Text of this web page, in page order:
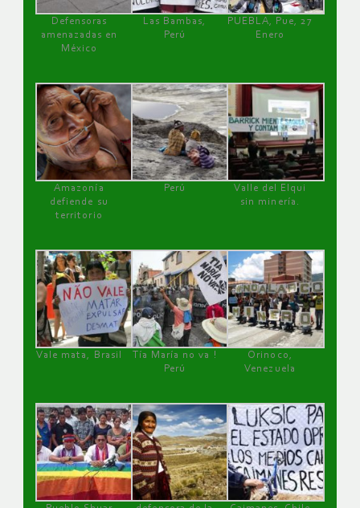
Defensoras
amenazadas en
México
Las Bambas,
Perú
PUEBLA, Pue, 27
Enero
Amazonía
defiende su
territorio
Perú
Valle del Elqui
sin minería.
Vale mata, Brasil
Tía María no va !
Perú
Orinoco,
Venezuela